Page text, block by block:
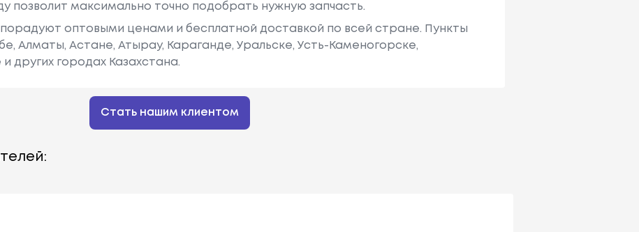
позволит максимально точно подобрать нужную запчасть.
оптовыми ценами и бесплатной доставкой по всей стране. Пункты
Алматы, Астане, Атырау, Караганде, Уральске, Усть-Каменогорске,
других городах Казахстана.
Стать нашим клиентом